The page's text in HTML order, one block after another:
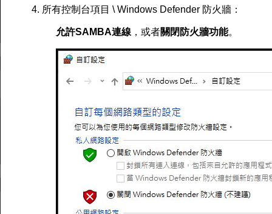
4. 所有控制台項目 \ Windows Defender 防火牆：
允許SAMBA連線 ，或者關閉防火牆功能。